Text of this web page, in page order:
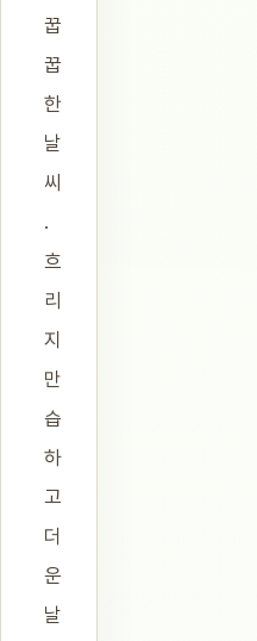
꿉
꿉
한
날
씨
.
흐
리
지
만
습
하
고
더
운
날